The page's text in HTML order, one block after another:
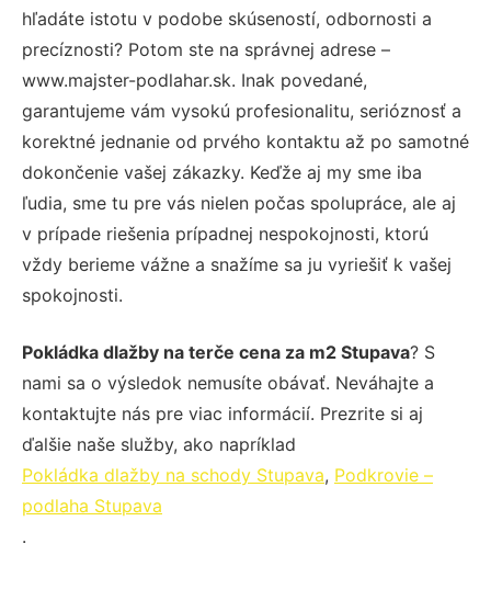
hľadáte istotu v podobe skúseností, odbornosti a
precíznosti? Potom ste na správnej adrese –
www.majster-podlahar.sk. Inak povedané,
garantujeme vám vysokú profesionalitu, serióznosť a
korektné jednanie od prvého kontaktu až po samotné
dokončenie vašej zákazky. Keďže aj my sme iba
ľudia, sme tu pre vás nielen počas spolupráce, ale aj
v prípade riešenia prípadnej nespokojnosti, ktorú
vždy berieme vážne a snažíme sa ju vyriešiť k vašej
spokojnosti.
Pokládka dlažby na terče cena za m2 Stupava? S
nami sa o výsledok nemusíte obávať. Neváhajte a
kontaktujte nás pre viac informácií. Prezrite si aj
ďalšie naše služby, ako napríklad
Pokládka dlažby na schody Stupava, Podkrovie –
podlaha Stupava
.